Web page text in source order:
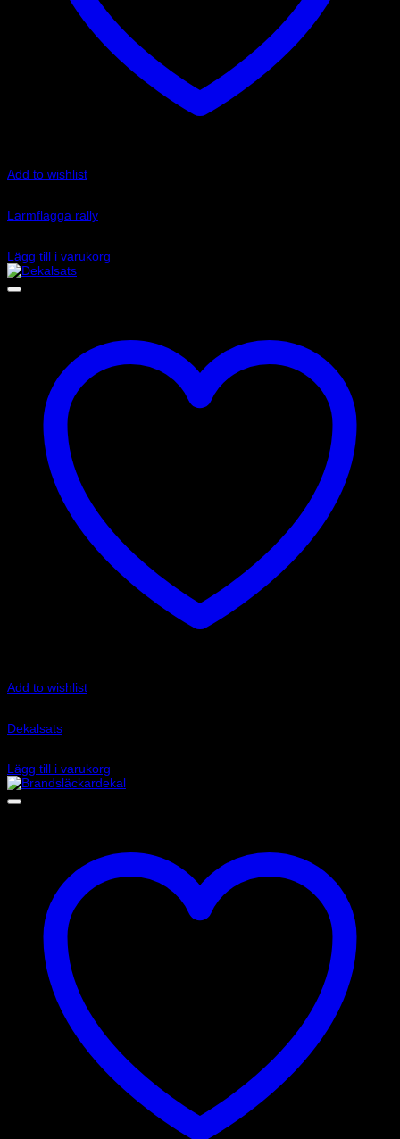
Add to wishlist
Larmflagga rally
Lägg till i varukorg
Add to wishlist
Dekalsats
Lägg till i varukorg